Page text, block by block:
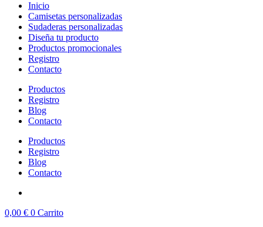
Inicio
Camisetas personalizadas
Sudaderas personalizadas
Diseña tu producto
Productos promocionales
Registro
Contacto
Productos
Registro
Blog
Contacto
Productos
Registro
Blog
Contacto
0,00 € 0 Carrito